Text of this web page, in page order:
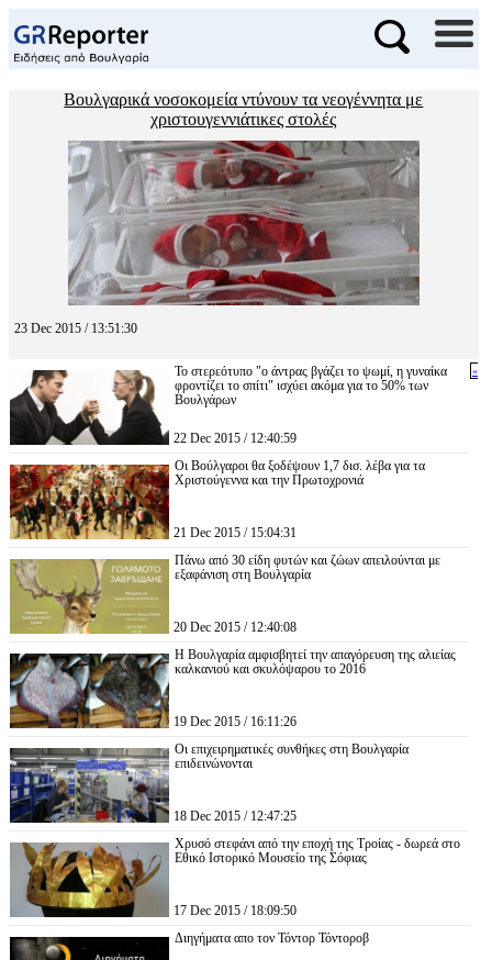
Βουλγαρικά νοσοκομεία ντύνουν τα νεογέννητα με
χριστουγεννιάτικες στολές
23 Dec 2015 / 13:51:30
Το στερεότυπο "ο άντρας βγάζει το ψωμί, η γυναίκα
φροντίζει το σπίτι" ισχύει ακόμα για το 50% των
Βουλγάρων
22 Dec 2015 / 12:40:59
Οι Βούλγαροι θα ξοδέψουν 1,7 δισ. λέβα για τα
Χριστούγεννα και την Πρωτοχρονιά
21 Dec 2015 / 15:04:31
Πάνω από 30 είδη φυτών και ζώων απειλούνται με
εξαφάνιση στη Βουλγαρία
20 Dec 2015 / 12:40:08
Η Βουλγαρία αμφισβητεί την απαγόρευση της αλιείας
καλκανιού και σκυλόψαρου το 2016
19 Dec 2015 / 16:11:26
Οι επιχειρηματικές συνθήκες στη Βουλγαρία
επιδεινώνονται
18 Dec 2015 / 12:47:25
Χρυσό στεφάνι από την εποχή της Τροίας - δωρεά στο
Εθικό Ιστορικό Μουσείο της Σόφιας
17 Dec 2015 / 18:09:50
Διηγήματα απο τον Τόντορ Τόντοροβ
«